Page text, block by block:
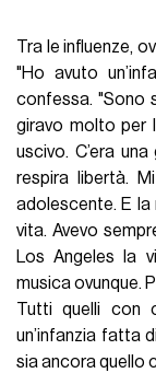
Tra le influenze,
"Ho avuto
confessa. "Sono
giravo molto per
uscivo. C’era
respira libertà.
adolescente. E
vita. Avevo
Los Angeles la
musica ovunque.
Tutti quelli con
un’infanzia fatta
sia ancora quello